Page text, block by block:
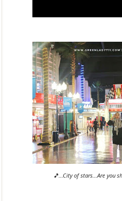
🎵...City of stars...Are you